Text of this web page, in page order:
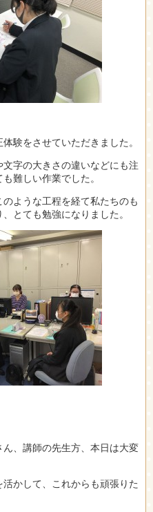
験をさせていただきました。
字の大きさの違いなどにも注
難しい作業でした。
ような工程を経て私たちのも
とても勉強になりました。
、講師の先生方、本日は大変
かして、これからも頑張りた